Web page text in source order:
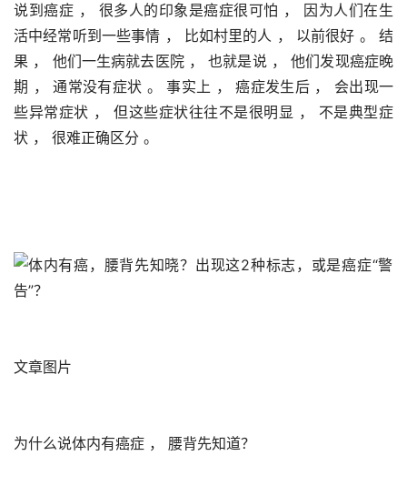
说到癌症 ， 很多人的印象是癌症很可怕 ， 因为人们在生
活中经常听到一些事情 ， 比如村里的人 ， 以前很好 。 结
果 ， 他们一生病就去医院 ， 也就是说 ， 他们发现癌症晚
期 ， 通常没有症状 。 事实上 ， 癌症发生后 ， 会出现一
些异常症状 ， 但这些症状往往不是很明显 ， 不是典型症
状 ， 很难正确区分 。
文章图片
为什么说体内有癌症 ， 腰背先知道？